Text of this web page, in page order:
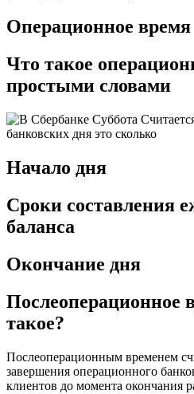
Операционное время
Что такое
простыми словами
Начало дня
Сроки составления
баланса
Окончание дня
Послеоперационное
такое?
Послеоперационным временем
завершения операционного
клиентов до момента окончания